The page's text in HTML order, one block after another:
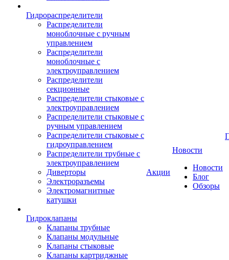
Гидрораспределители
Распределители
моноблочные с ручным
управлением
Распределители
моноблочные с
электроуправлением
Распределители
секционные
Распределители стыковые с
электроуправлением
Распределители стыковые с
ручным управлением
Распределители стыковые с
гидроуправлением
Распределители трубные с
электроуправлением
Диверторы
Электроразъемы
Электромагнитные
катушки
Гидроклапаны
Клапаны трубные
Клапаны модульные
Клапаны стыковые
Клапаны картриджные
Акции
Новости
Новости
Блог
Обзоры